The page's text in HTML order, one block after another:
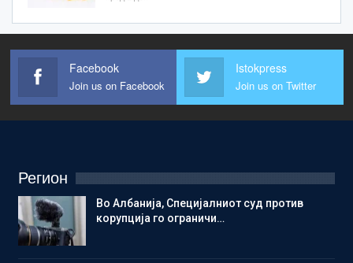
Facebook
Join us on Facebook
Istokpress
Join us on Twitter
Регион
Во Албанија, Специјалниот суд против
корупција го ограничи…